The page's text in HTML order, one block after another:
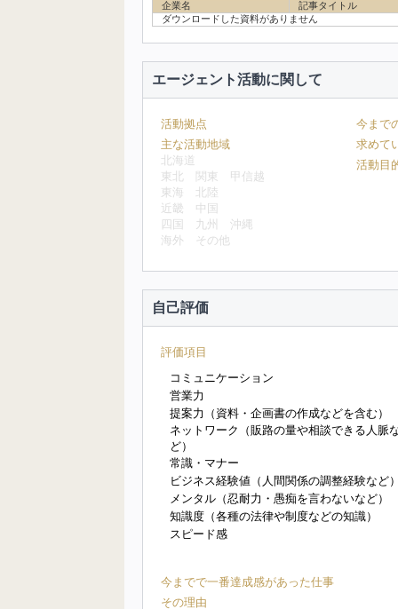
企業名
記事タイトル
ダウンロードした資料がありません
エージェント活動に関して
活動拠点
主な活動地域
北海道
東北
関東
甲信越
東海
北陸
近畿
中国
四国
九州
沖縄
海外
その他
今まで
求めて
活動目
自己評価
評価項目
コミュニケーション
営業力
提案力（資料・企画書の作成などを含む）
ネットワーク（販路の量や相談できる人脈
ど）
常識・マナー
ビジネス経験値（人間関係の調整経験など
メンタル（忍耐力・愚痴を言わないなど）
知識度（各種の法律や制度などの知識）
スピード感
今までで一番達成感があった仕事
その理由